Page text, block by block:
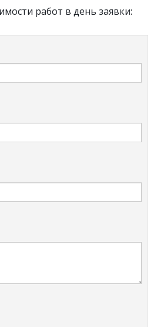
работ в день заявки: